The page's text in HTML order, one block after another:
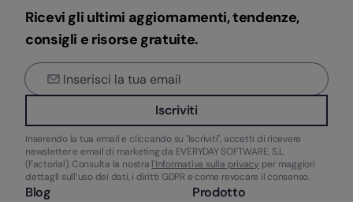
Ricevi gli ultimi aggiornamenti, tendenze,
consigli e risorse gratuite.
Iscriviti
Inserendo la tua email e cliccando su "Iscriviti", accetti di ricevere
newsletter e email di marketing da EVERYDAY SOFTWARE, S.L.
(Factorial). Consulta la nostra l'Informativa sulla privacy per maggiori
dettagli sull’uso dei dati, i diritti GDPR e come revocare il consenso.
Blog Prodotto